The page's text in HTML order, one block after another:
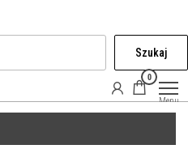
Szukaj
0
Menu